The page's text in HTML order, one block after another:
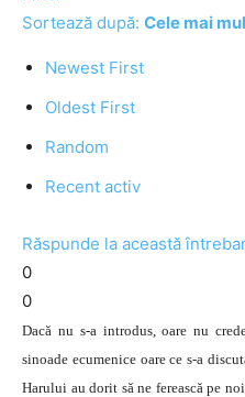
Sortează după: Cele mai
Newest First
Oldest First
Random
Recent activ
Răspunde la această
0
0
Dacă nu s-a introdus, oare nu
sinoade ecumenice oare ce s-a
Harului au dorit să ne ferească pe